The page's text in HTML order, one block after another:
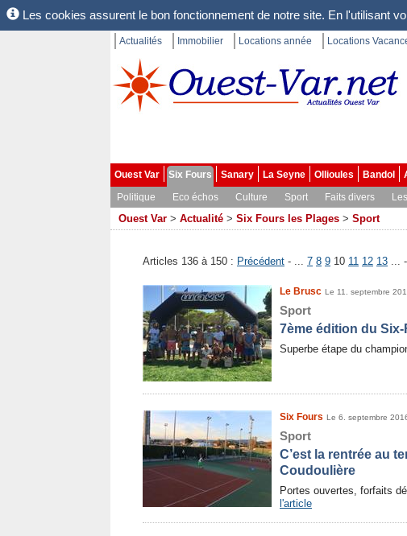
Les cookies assurent le bon fonctionnement de notre site. En l'utilisant
Actualités Immobilier Locations année Locations
Ouest Var Six Fours Sanary La Seyne Ollioules Bandol
Politique
Eco échos Culture Sport Faits divers
Ouest Var > Actualité > Six Fours les Plages > Sport
Articles 136 à 150 : Précédent - ... 7 8 9 10 11 12 13 ... -
Le Brusc Le 11. septembre
Sport
7ème édition du
Superbe étape du
Six Fours Le 6. septembre
Sport
C’est la rentrée au
Coudoulière
Portes ouvertes, forfaits
l'article